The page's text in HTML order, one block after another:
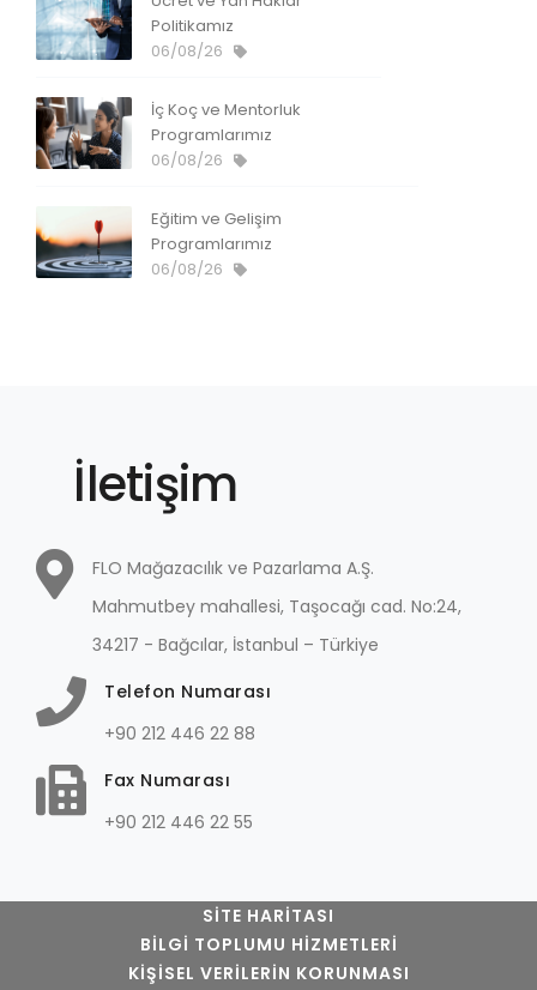
Politikamız
06/08/26
İç Koç ve Mentorluk
Programlarımız
06/08/26
Eğitim ve Gelişim
Programlarımız
06/08/26
İletişim
FLO Mağazacılık ve Pazarlama A.Ş.
Mahmutbey mahallesi, Taşocağı cad. No:24,
34217 - Bağcılar, İstanbul – Türkiye
Telefon Numarası
+90 212 446 22 88
Fax Numarası
+90 212 446 22 55
SITE HARITASI
BILGI TOPLUMU HIZMETLERI
KIŞISEL VERILERIN KORUNMASI